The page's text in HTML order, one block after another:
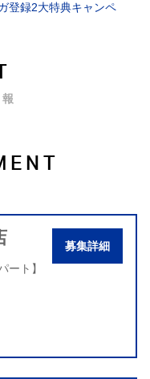
登録2大特典キャンペ
ート】
募集詳細